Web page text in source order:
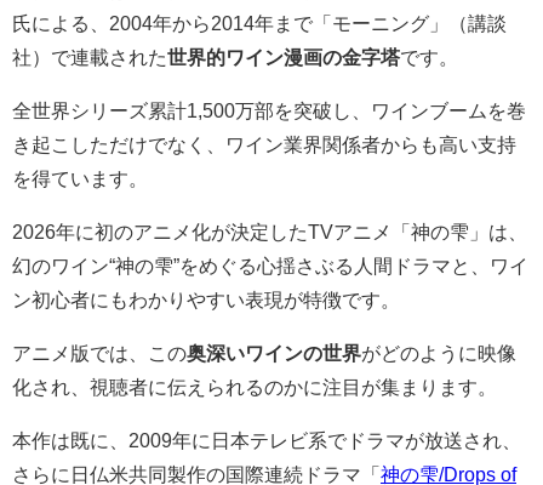
氏による、2004年から2014年まで「モーニング」（講談
社）で連載された世界的ワイン漫画の金字塔です。
全世界シリーズ累計1,500万部を突破し、ワインブームを巻
き起こしただけでなく、ワイン業界関係者からも高い支持
を得ています。
2026年に初のアニメ化が決定したTVアニメ「神の雫」は、
幻のワイン“神の雫”をめぐる心揺さぶる人間ドラマと、ワイ
ン初心者にもわかりやすい表現が特徴です。
アニメ版では、この奥深いワインの世界がどのように映像
化され、視聴者に伝えられるのかに注目が集まります。
本作は既に、2009年に日本テレビ系でドラマが放送され、
さらに日仏米共同製作の国際連続ドラマ「 神の雫/Drops of